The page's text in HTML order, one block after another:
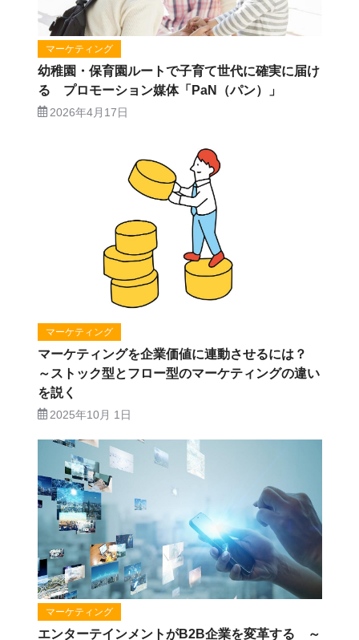
マーケティング
幼稚園・保育園ルートで子育て世代に確実に届け
る プロモーション媒体「PaN（パン）」
2026年4月17日
マーケティング
マーケティングを企業価値に連動させるには？
～ストック型とフロー型のマーケティングの違い
を説く
2025年10月 1日
マーケティング
エンターテインメントがB2B企業を変革する ～